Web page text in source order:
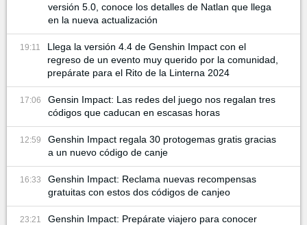
versión 5.0, conoce los detalles de Natlan que llega
en la nueva actualización
19:11
Llega la versión 4.4 de Genshin Impact con el
regreso de un evento muy querido por la comunidad,
prepárate para el Rito de la Linterna 2024
17:06
Gensin Impact: Las redes del juego nos regalan tres
códigos que caducan en escasas horas
12:59
Genshin Impact regala 30 protogemas gratis gracias
a un nuevo código de canje
16:33
Genshin Impact: Reclama nuevas recompensas
gratuitas con estos dos códigos de canjeo
23:21
Genshin Impact: Prepárate viajero para conocer